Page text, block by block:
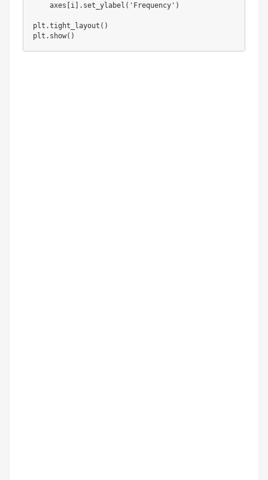
    axes[i].set_ylabel('Frequency')
plt.tight_layout()
plt.show()